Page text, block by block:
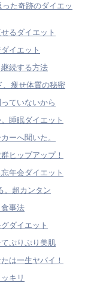
た奇跡のダイエッ
るダイエット
イエット
続する方法
、痩せ体質の秘密
ていないから
睡眠ダイエット
ーへ聞いた。
ヒップアップ！
年会ダイエット
。超カンタン
事法
ダイエット
ぷりぷり美肌
は一生ヤバイ！
キリ